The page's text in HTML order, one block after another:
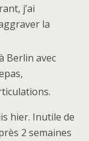
j’ai
la
Berlin avec
hier. Inutile de
2 semaines